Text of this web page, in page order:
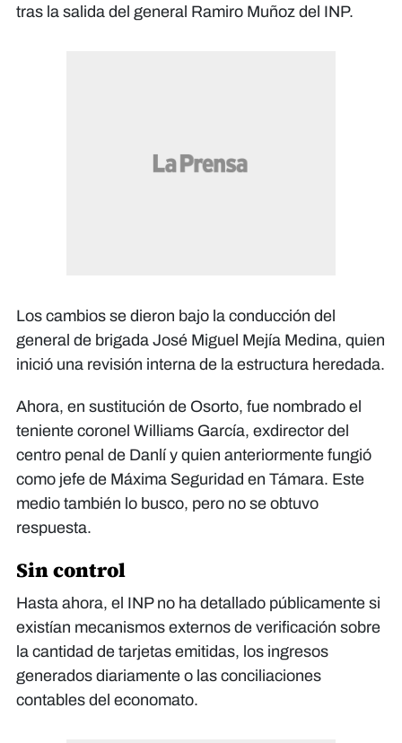
tras la salida del general Ramiro Muñoz del INP.
Los cambios se dieron bajo la conducción del
general de brigada José Miguel Mejía Medina, quien
inició una revisión interna de la estructura heredada.
Ahora, en sustitución de Osorto, fue nombrado el
teniente coronel Williams García, exdirector del
centro penal de Danlí y quien anteriormente fungió
como jefe de Máxima Seguridad en Támara. Este
medio también lo busco, pero no se obtuvo
respuesta.
Sin control
Hasta ahora, el INP no ha detallado públicamente si
existían mecanismos externos de verificación sobre
la cantidad de tarjetas emitidas, los ingresos
generados diariamente o las conciliaciones
contables del economato.